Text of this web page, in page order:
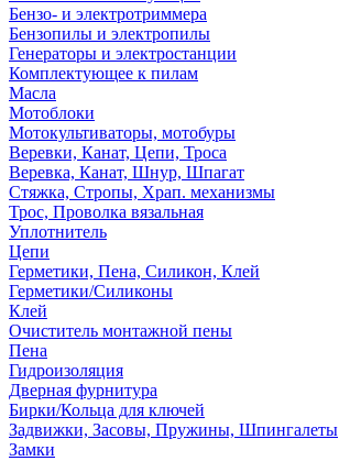
Бензо- и электротриммера
Бензопилы и электропилы
Генераторы и электростанции
Комплектующее к пилам
Масла
Мотоблоки
Мотокультиваторы, мотобуры
Веревки, Канат, Цепи, Троса
Веревка, Канат, Шнур, Шпагат
Стяжка, Стропы, Храп. механизмы
Трос, Проволка вязальная
Уплотнитель
Цепи
Герметики, Пена, Силикон, Клей
Герметики/Силиконы
Клей
Очиститель монтажной пены
Пена
Гидроизоляция
Дверная фурнитура
Бирки/Кольца для ключей
Задвижки, Засовы, Пружины, Шпингалеты
Замки